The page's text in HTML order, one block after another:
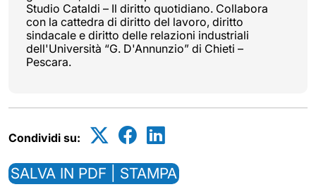
Studio Cataldi – Il diritto quotidiano. Collabora
con la cattedra di diritto del lavoro, diritto
sindacale e diritto delle relazioni industriali
dell'Università “G. D'Annunzio” di Chieti –
Pescara.
Condividi su:
SALVA IN PDF | STAMPA